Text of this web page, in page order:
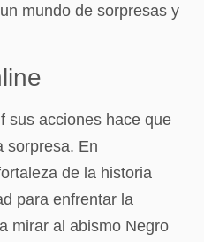
mundo de sorpresas y
sus acciones hace que
sorpresa. En
de la historia
para enfrentar la
mirar al abismo Negro